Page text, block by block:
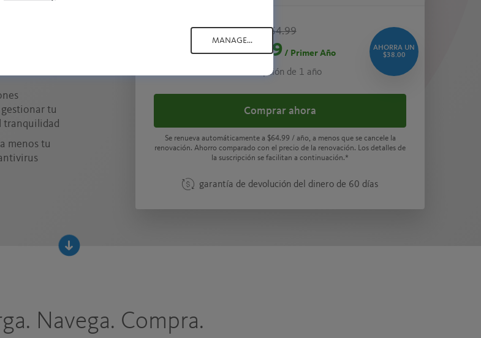
gestionar tu
tranquilidad
menos tu
$26.99 / Primer Año
$64.99
Suscripción de 1 año
AHORRA UN
$38.00
Comprar ahora
Se renueva automáticamente a $64.99 / año, a menos que se cancele la
renovación. Ahorro comparado con el precio de la renovación. Los detalles de
la suscripción se facilitan a continuación.*
garantía de devolución del dinero de 60 días
Navega. Compra.
MANAGE...